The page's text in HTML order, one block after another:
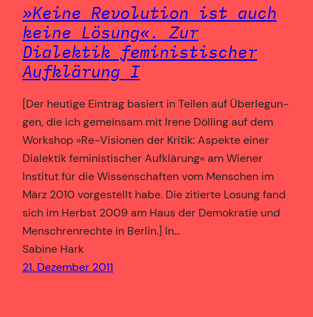
»Keine Revolution ist auch
keine Lösung«. Zur
Dialektik feministischer
Aufklärung I
[Der heutige Eintrag basiert in Teilen auf Überlegun­
gen, die ich gemeinsam mit Irene Dölling auf dem
Workshop »Re-Visionen der Kritik: Aspekte einer
Dia­lektik feministischer Aufklärung« am Wiener
Institut für die Wissenschaften vom Menschen im
März 2010 vorgestellt habe. Die zitierte Losung fand
sich im Herbst 2009 am Haus der Demokratie und
Menschrenrechte in Berlin.] In…
Sabine Hark
21. Dezember 2011